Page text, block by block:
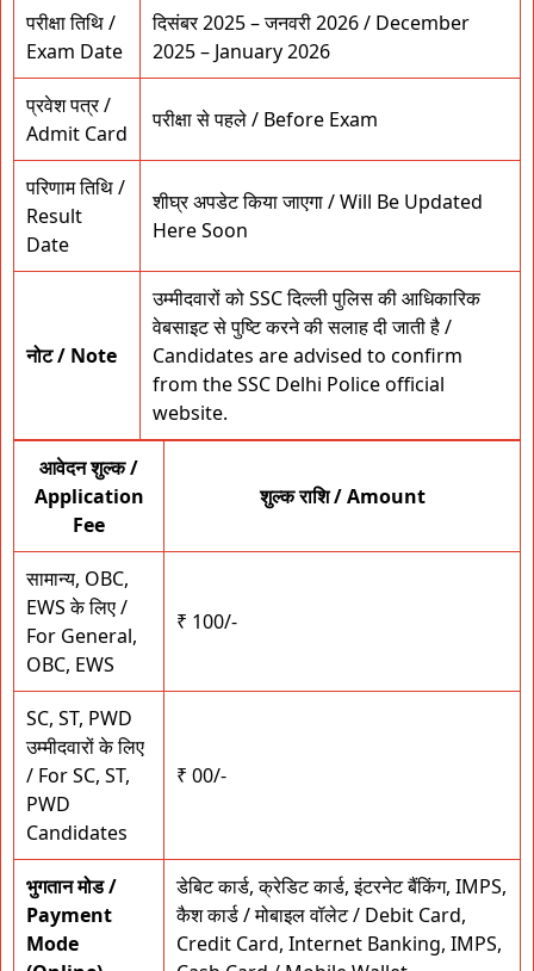
परीक्षा तिथि /
Exam Date
दिसंबर 2025 – जनवरी 2026 / December
2025 – January 2026
प्रवेश पत्र /
Admit Card
परीक्षा से पहले / Before Exam
परिणाम तिथि /
Result
Date
शीघ्र अपडेट किया जाएगा / Will Be Updated
Here Soon
नोट / Note
उम्मीदवारों को SSC दिल्ली पुलिस की आधिकारिक
वेबसाइट से पुष्टि करने की सलाह दी जाती है /
Candidates are advised to confirm
from the SSC Delhi Police official
website.
आवेदन शुल्क /
Application
Fee
शुल्क राशि / Amount
सामान्य, OBC,
EWS के लिए /
For General,
OBC, EWS
₹ 100/-
SC, ST, PWD
उम्मीदवारों के लिए
/ For SC, ST,
PWD
Candidates
₹ 00/-
भुगतान मोड /
Payment
Mode
डेबिट कार्ड, क्रेडिट कार्ड, इंटरनेट बैंकिंग, IMPS,
कैश कार्ड / मोबाइल वॉलेट / Debit Card,
Credit Card, Internet Banking, IMPS,